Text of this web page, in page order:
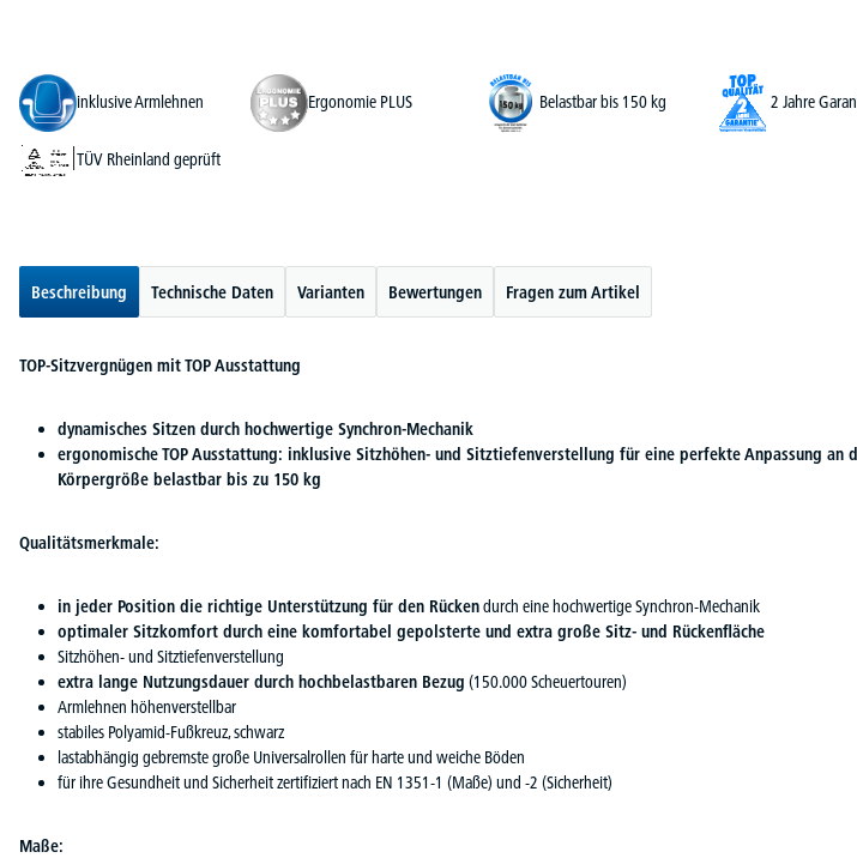
inklusive Armlehnen
Ergonomie PLUS Belastbar bis 150 kg 2 Jahre
TÜV Rheinland geprüft
Beschreibung Technische Daten Varianten Bewertungen Fragen zum Artikel
TOP-Sitzvergnügen mit TOP Ausstattung
dynamisches Sitzen durch hochwertige Synchron-Mechanik
ergonomische TOP Ausstattung: inklusive Sitzhöhen- und Sitztiefenverstellung für eine perfekte Anpassung an
Körpergröße belastbar bis zu 150 kg
Qualitätsmerkmale:
in jeder Position die richtige Unterstützung für den Rückendurch eine hochwertige Synchron-Mechanik
optimaler Sitzkomfort durch eine komfortabel gepolsterte und extra große Sitz- und Rückenfläche
Sitzhöhen- und Sitztiefenverstellung
extra lange Nutzungsdauer durch hochbelastbaren Bezug (150.000 Scheuertouren)
Armlehnen höhenverstellbar
stabiles Polyamid-Fußkreuz, schwarz
lastabhängig gebremste große Universalrollen für harte und weiche Böden
für ihre Gesundheit und Sicherheit zertifiziert nach EN 1351-1 (Maße) und -2 (Sicherheit)
Maße: